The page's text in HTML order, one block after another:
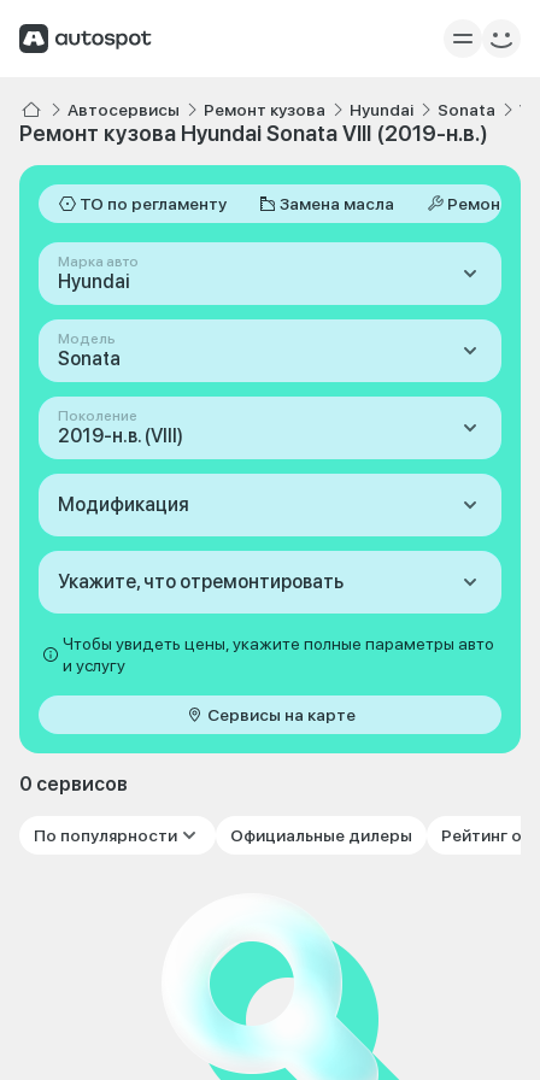
Автосервисы Ремонт кузова Hyundai Sonata
Ремонт кузова Hyundai Sonata VIII (2019-н.в.)
ТО по регламенту Замена масла Ремонт
Марка авто
Hyundai
Модель
Sonata
Поколение
2019-н.в. (VIII)
Модификация
Укажите, что отремонтировать
Чтобы увидеть цены, укажите полные параметры авто
и услугу
Сервисы на карте
0 сервисов
По популярности Официальные дилеры Рейтинг